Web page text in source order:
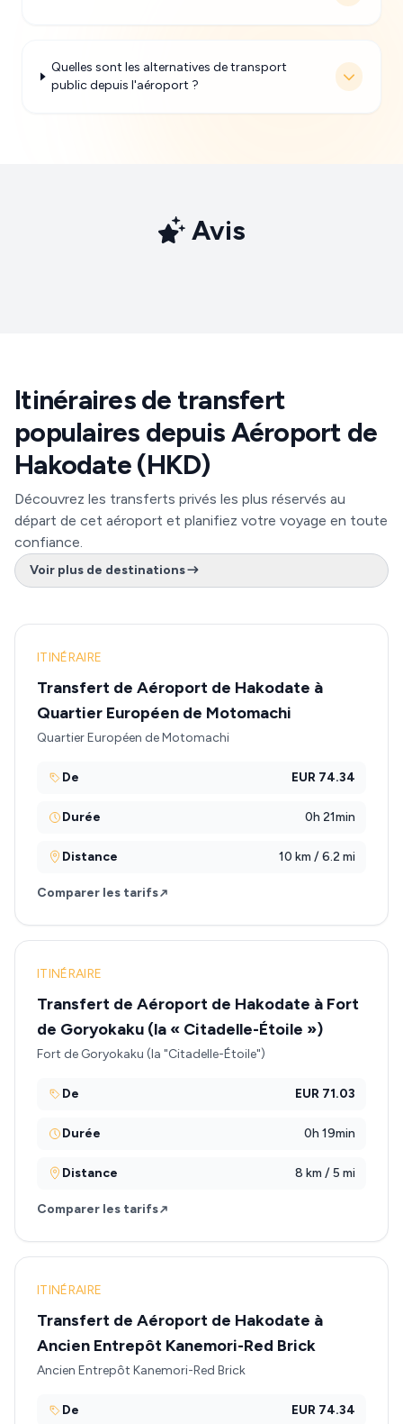
Quelles sont les alternatives de transport
public depuis l'aéroport ?
Avis
Itinéraires de transfert
populaires depuis Aéroport de
Hakodate (HKD)
Découvrez les transferts privés les plus réservés au
départ de cet aéroport et planifiez votre voyage en toute
confiance.
Voir plus de destinations
ITINÉRAIRE
Transfert de Aéroport de Hakodate à
Quartier Européen de Motomachi
Quartier Européen de Motomachi
De EUR 74.34
Durée 0h 21min
Distance 10 km / 6.2 mi
Comparer les tarifs
ITINÉRAIRE
Transfert de Aéroport de Hakodate à Fort
de Goryokaku (la « Citadelle-Étoile »)
Fort de Goryokaku (la "Citadelle-Étoile")
De EUR 71.03
Durée 0h 19min
Distance 8 km / 5 mi
Comparer les tarifs
ITINÉRAIRE
Transfert de Aéroport de Hakodate à
Ancien Entrepôt Kanemori-Red Brick
Ancien Entrepôt Kanemori-Red Brick
De EUR 74.34